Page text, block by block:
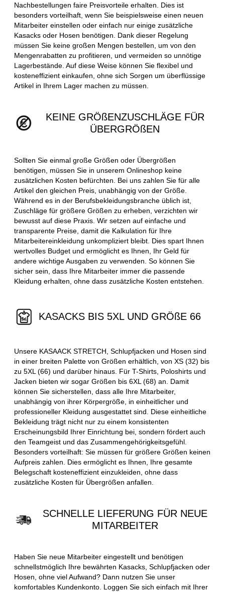
Nachbestellungen faire Preisvorteile erhalten. Dies ist
besonders vorteilhaft, wenn Sie beispielsweise einen neuen
Mitarbeiter einstellen oder einfach nur einige zusätzliche
Kasacks oder Hosen benötigen. Dank dieser Regelung
müssen Sie keine großen Mengen bestellen, um von den
Mengenrabatten zu profitieren, und vermeiden so unnötige
Lagerbestände. Auf diese Weise können Sie flexibel und
kosteneffizient einkaufen, ohne sich Sorgen um überflüssige
Artikel in Ihrem Lager machen zu müssen.
KEINE GRÖßENZUSCHLÄGE FÜR
ÜBERGRÖßEN
Sollten Sie einmal große Größen oder Übergrößen
benötigen, müssen Sie in unserem Onlineshop keine
zusätzlichen Kosten befürchten. Bei uns zahlen Sie für alle
Artikel den gleichen Preis, unabhängig von der Größe.
Während es in der Berufsbekleidungsbranche üblich ist,
Zuschläge für größere Größen zu erheben, verzichten wir
bewusst auf diese Praxis. Wir setzen auf einfache und
transparente Preise, damit die Kalkulation für Ihre
Mitarbeitereinkleidung unkompliziert bleibt. Dies spart Ihnen
wertvolles Budget und ermöglicht es Ihnen, Ihr Geld für
andere wichtige Ausgaben zu verwenden. So können Sie
sicher sein, dass Ihre Mitarbeiter immer die passende
Kleidung erhalten, ohne dass zusätzliche Kosten entstehen.
KASACKS BIS 5XL UND GRÖßE 66
Unsere KASAACK STRETCH, Schlupfjacken und Hosen sind
in einer breiten Palette von Größen erhältlich, von XS (32) bis
zu 5XL (66) und darüber hinaus. Für T-Shirts, Poloshirts und
Jacken bieten wir sogar Größen bis 6XL (68) an. Damit
können Sie sicherstellen, dass alle Ihre Mitarbeiter,
unabhängig von ihrer Körpergröße, in einheitlicher und
professioneller Kleidung ausgestattet sind. Diese einheitliche
Bekleidung trägt nicht nur zu einem konsistenten
Erscheinungsbild Ihrer Einrichtung bei, sondern fördert auch
den Teamgeist und das Zusammengehörigkeitsgefühl.
Besonders vorteilhaft: Sie müssen für größere Größen keinen
Aufpreis zahlen. Dies ermöglicht es Ihnen, Ihre gesamte
Belegschaft kosteneffizient einzukleiden, ohne dass
zusätzliche Kosten für Übergrößen anfallen.
SCHNELLE LIEFERUNG FÜR NEUE
MITARBEITER
Haben Sie neue Mitarbeiter eingestellt und benötigen
schnellstmöglich Ihre bewährten Kasacks, Schlupfjacken oder
Hosen, ohne viel Aufwand? Dann nutzen Sie unser
komfortables Kundenkonto. Loggen Sie sich einfach mit Ihrer